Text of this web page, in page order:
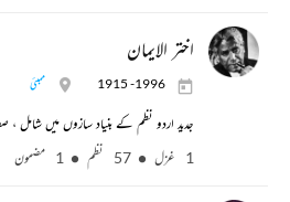
اختر الایمان
1915 -1996 ممبئی
جدید اردو نظم کے بنیاد سازوں میں شامل ،
1 غزل
57 نظم 1 مضمون